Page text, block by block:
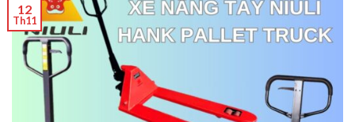
12
Th11